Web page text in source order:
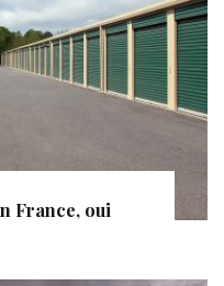
France, oui